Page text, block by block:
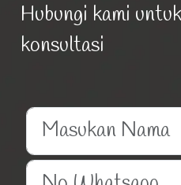
Hubungi kami
konsultasi